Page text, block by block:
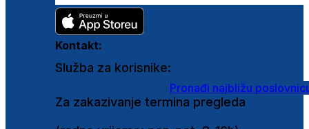
Kontakt:
Služba za korisnike:
Pronađi najbližu
Za zakazivanje termina pregleda